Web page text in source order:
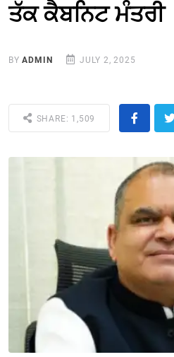
ਤੱਕ ਕੈਬਨਿਟ ਮੰਤਰੀ
BYADMIN JULY 2, 2025
SHARE: 1,509